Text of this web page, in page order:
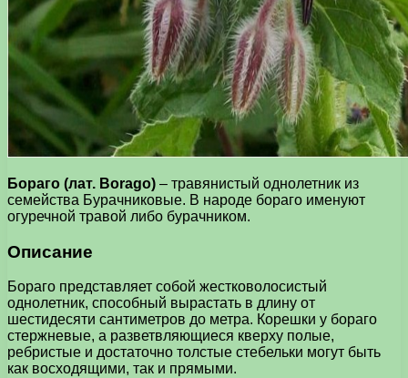
Бораго (лат. Borago) – травянистый однолетник из
семейства Бурачниковые. В народе бораго именуют
огуречной травой либо бурачником.
Описание
Бораго представляет собой жестковолосистый
однолетник, способный вырастать в длину от
шестидесяти сантиметров до метра. Корешки у бораго
стержневые, а разветвляющиеся кверху полые,
ребристые и достаточно толстые стебельки могут быть
как восходящими, так и прямыми.